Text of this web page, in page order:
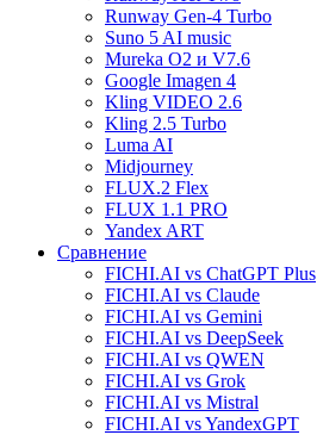
Runway Gen‑4 Turbo
Suno 5 AI music
Mureka O2 и V7.6
Google Imagen 4
Kling VIDEO 2.6
Kling 2.5 Turbo
Luma AI
Midjourney
FLUX.2 Flex
FLUX 1.1 PRO
Yandex ART
Сравнение
FICHI.AI vs ChatGPT Plus
FICHI.AI vs Claude
FICHI.AI vs Gemini
FICHI.AI vs DeepSeek
FICHI.AI vs QWEN
FICHI.AI vs Grok
FICHI.AI vs Mistral
FICHI.AI vs YandexGPT